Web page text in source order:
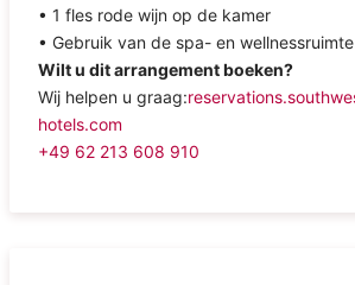
• 1 fles rode wijn op de kamer
• Gebruik van de spa- en
Wilt u dit arrangement boeken?
Wij helpen u graag:
hotels.com
+49 62 213 608 910